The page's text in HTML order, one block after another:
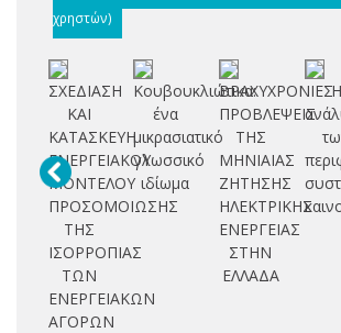
χρηστών)
ΣΧΕΔΙΑΣΗ
ΚΑΙ
ΚΑΤΑΣΚΕΥΗ
ΕΝΕΡΓΕΙΑΚΟΥ
ΜΟΝΤΕΛΟΥ
ΠΡΟΣΟΜΟΙΩΣΗΣ
ΤΗΣ
ΙΣΟΡΡΟΠΙΑΣ
ΤΩΝ
ΕΝΕΡΓΕΙΑΚΩΝ
ΑΓΟΡΩΝ
Κουβουκλιώτικα:
ένα
μικρασιατικό
γλωσσικό
ιδίωμα
ΒΡΑΧΥΧΡΟΝΙΕΣ
ΠΡΟΒΛΕΨΕΙΣ
ΤΗΣ
ΜΗΝΙΑΙΑΣ
ΖΗΤΗΣΗΣ
ΗΛΕΚΤΡΙΚΗΣ
ΕΝΕΡΓΕΙΑΣ
ΣΤΗΝ
ΕΛΛΑΔΑ
Η